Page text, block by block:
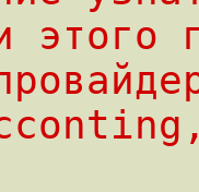
этого